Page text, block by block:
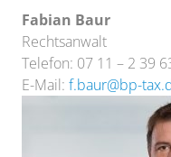
Fabian Baur
Rechtsanwalt
Telefon: 07 11 – 2 39
E-Mail: f.baur@bp-